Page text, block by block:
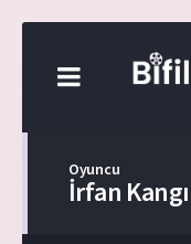
Oyuncu
İrfan Kangı